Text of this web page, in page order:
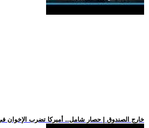
.. خارج الصندوق | حصار شامل.. أميركا تضرب الإخوان